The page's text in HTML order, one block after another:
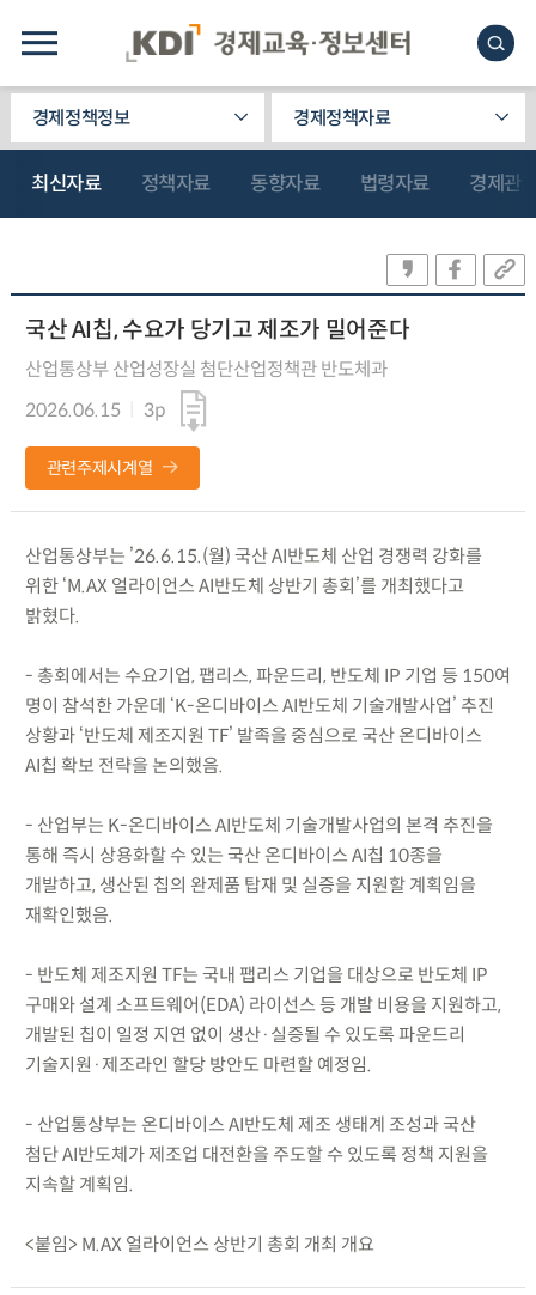
경제정책정보 경제정책자료
최신자료 정책자료 동향자료 법령자료 경제관
국산 AI칩, 수요가 당기고 제조가 밀어준다
산업통상부 산업성장실 첨단산업정책관 반도체과
2026.06.15
3p
관련주제시계열
산업통상부는 ’26.6.15.(월) 국산 AI반도체 산업 경쟁력 강화를
위한 ‘M.AX 얼라이언스 AI반도체 상반기 총회’를 개최했다고
밝혔다.
- 총회에서는 수요기업, 팹리스, 파운드리, 반도체 IP 기업 등 150여
명이 참석한 가운데 ‘K-온디바이스 AI반도체 기술개발사업’ 추진
상황과 ‘반도체 제조지원 TF’ 발족을 중심으로 국산 온디바이스
AI칩 확보 전략을 논의했음.
- 산업부는 K-온디바이스 AI반도체 기술개발사업의 본격 추진을
통해 즉시 상용화할 수 있는 국산 온디바이스 AI칩 10종을
개발하고, 생산된 칩의 완제품 탑재 및 실증을 지원할 계획임을
재확인했음.
- 반도체 제조지원 TF는 국내 팹리스 기업을 대상으로 반도체 IP
구매와 설계 소프트웨어(EDA) 라이선스 등 개발 비용을 지원하고,
개발된 칩이 일정 지연 없이 생산·실증될 수 있도록 파운드리
기술지원·제조라인 할당 방안도 마련할 예정임.
- 산업통상부는 온디바이스 AI반도체 제조 생태계 조성과 국산
첨단 AI반도체가 제조업 대전환을 주도할 수 있도록 정책 지원을
지속할 계획임.
<붙임> M.AX 얼라이언스 상반기 총회 개최 개요